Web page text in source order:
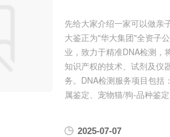
先给大家介绍一家可以做
大鉴正为"华大集团"全资子
业，致力于精准DNA检测，
知识产权的技术、试剂及仪
务。DNA检测服务项目包括
属鉴定、宠物猫/狗-品种鉴定
2025-07-07